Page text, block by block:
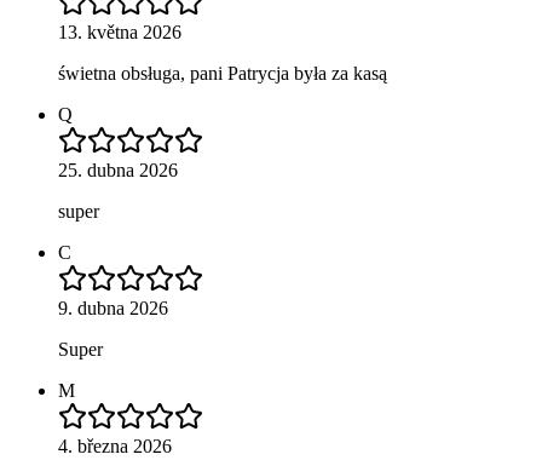
13. května 2026
świetna obsługa, pani Patrycja była za kasą
Q
25. dubna 2026
super
C
9. dubna 2026
Super
M
4. března 2026